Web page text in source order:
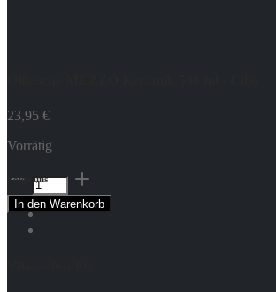
23,95 €
Vorrätig
Ölflasche
MEZZO
Keramik
In den Warenkorb
Folge uns